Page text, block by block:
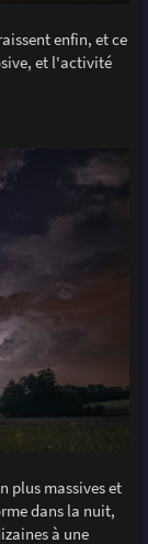
enfin, et ce
et l'activité
plus massives et
dans la nuit,
à une